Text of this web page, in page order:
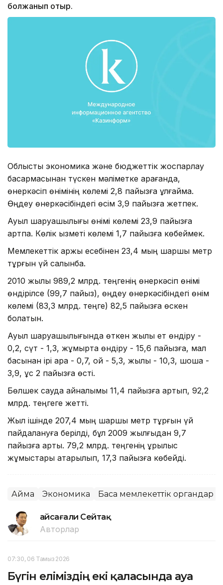
болжанып отыр.
Облыстық экономика және бюджеттік жоспарлау
басқармасынан түскен мәліметке қарағанда,
өнеркәсіп өнімінің көлемі 2,8 пайызға ұлғаймақ.
Өңдеу өнеркәсібіндегі өсім 3,9 пайызға жетпек.
Ауыл шаруашылығы өнімі көлемі 23,9 пайызға
артпақ. Көлік қызметі көлемі 1,7 пайызға көбеймек.
Мемлекеттік қаржы есебінен 23,4 мың шаршы метр
тұрғын үй салынбақ.
2010 жылы 989,2 млрд. теңгенің өнеркәсіп өнімі
өндірілсе (99,7 пайыз), өңдеу өнеркәсібіндегі өнім
көлемі (83,3 млрд. теңге) 82,5 пайызға өскен
болатын.
Ауыл шаруашылығында өткен жылы ет өндіру -
0,2, сүт - 1,3, жұмыртқа өндіру - 15,6 пайызға, мал
басынан ірі қара - 0,7, қой - 5,3, жылқы - 10,3, шошқа -
3,9, құс 2 пайызға өсті.
Бөлшек сауда айналымы 11,4 пайызға артып, 92,2
млрд. теңгеге жетті.
Жыл ішінде 207,4 мың шаршы метр тұрғын үй
пайдалануға берілді, бұл 2009 жылғыдан 9,7
пайызға артық. 79,2 млрд. теңгенің құрылыс
жұмыстары атқарылып, 17,3 пайызға көбейді.
Аймақ Экономика Басқа мемлекеттік органдар
Ғайсағали Сейтақ
Авторлар
07:30, 06 Тамыз 2026
Бүгін еліміздің екі қаласында ауа